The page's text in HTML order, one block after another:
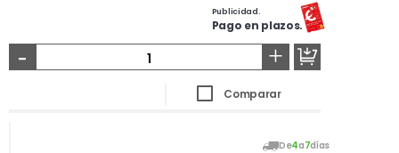
Publicidad.
Pago en plazos.
- +
Comparar
De4a7días